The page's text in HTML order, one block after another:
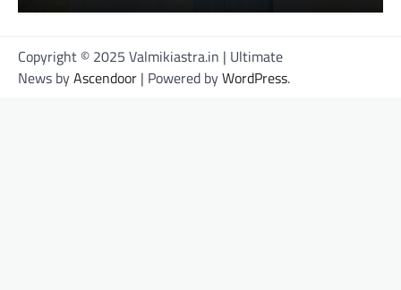
Copyright © 2025 Valmikiastra.in | Ultimate
News byAscendoor | Powered byWordPress.